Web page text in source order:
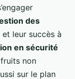
des
et leur succès à
en sécurité
non
sur le plan